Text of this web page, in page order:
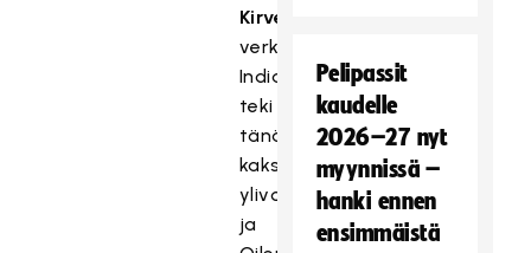
Kirvesniemen
verkkoon.
Indians
teki
tänään
kaksi
ylivoimamaalia
ja
Pelipassit
kaudelle
2026–27 nyt
myynnissä –
hanki ennen
ensimmäistä